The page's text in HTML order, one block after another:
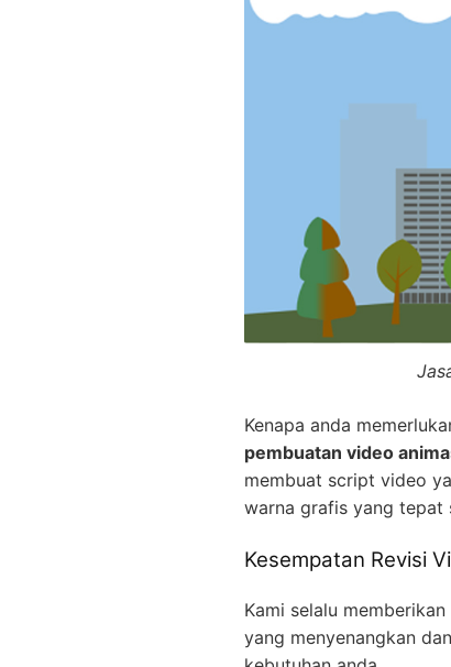
Kenapa anda
pembuatan video
membuat script video
warna grafis yang tepat
Kesempatan Revisi
Kami selalu
yang menyenangkan